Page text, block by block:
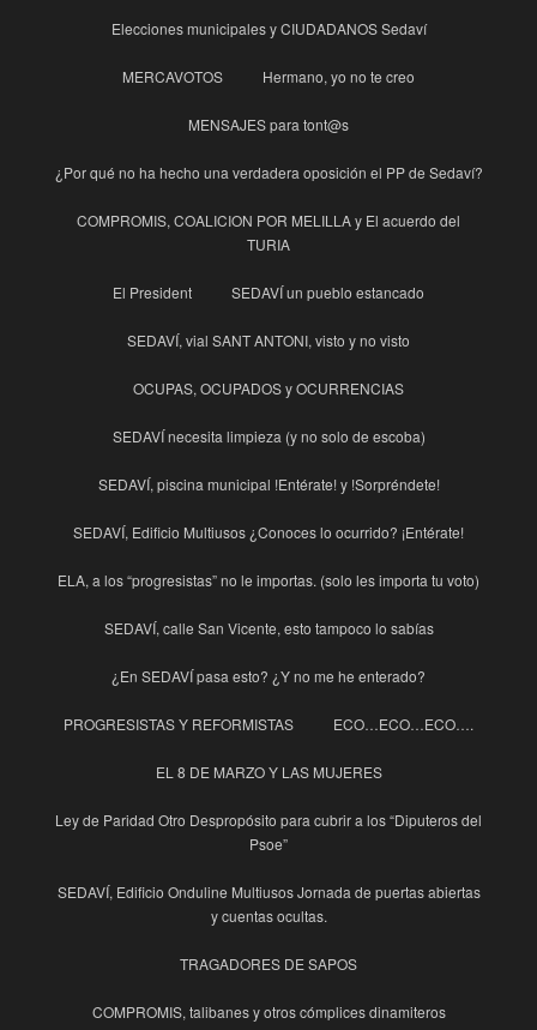
Elecciones municipales y CIUDADANOS Sedaví
MERCAVOTOS Hermano, yo no te creo
MENSAJES para tont@s
¿Por qué no ha hecho una verdadera oposición el PP de Sedaví?
COMPROMIS, COALICION POR MELILLA y El acuerdo del
TURIA
El President SEDAVÍ un pueblo estancado
SEDAVÍ, vial SANT ANTONI, visto y no visto
OCUPAS, OCUPADOS y OCURRENCIAS
SEDAVÍ necesita limpieza (y no solo de escoba)
SEDAVÍ, piscina municipal !Entérate! y !Sorpréndete!
SEDAVÍ, Edificio Multiusos ¿Conoces lo ocurrido? ¡Entérate!
ELA, a los “progresistas” no le importas. (solo les importa tu voto)
SEDAVÍ, calle San Vicente, esto tampoco lo sabías
¿En SEDAVÍ pasa esto? ¿Y no me he enterado?
PROGRESISTAS Y REFORMISTAS ECO…ECO…ECO….
EL 8 DE MARZO Y LAS MUJERES
Ley de Paridad Otro Despropósito para cubrir a los “Diputeros del
Psoe”
SEDAVÍ, Edificio Onduline Multiusos Jornada de puertas abiertas
y cuentas ocultas.
TRAGADORES DE SAPOS
COMPROMIS, talibanes y otros cómplices dinamiteros